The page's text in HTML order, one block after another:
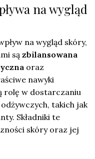
na wygląd
na wygląd skóry,
są zbilansowana
oraz
nawyki
rolę w dostarczaniu
takich jak
Składniki te
skóry oraz jej